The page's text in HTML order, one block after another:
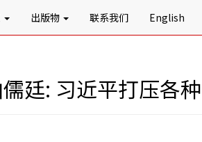
出版物 联系我们 English
廷: 习近平打压各